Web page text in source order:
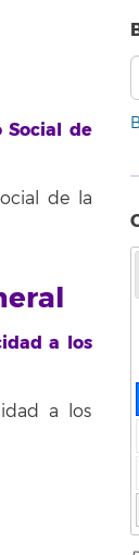
Social de
de la
a los
a los